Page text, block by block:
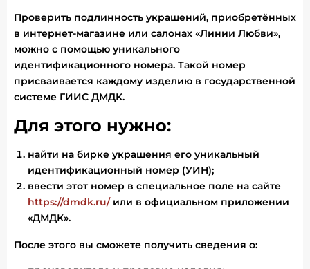
Проверить подлинность украшений, приобретённых
в интернет-магазине или салонах «Линии Любви»,
можно с помощью уникального
идентификационного номера. Такой номер
присваивается каждому изделию в государственной
системе ГИИС ДМДК.
Для этого нужно:
найти на бирке украшения его уникальный
идентификационный номер (УИН);
ввести этот номер в специальное поле на сайте
https://dmdk.ru/или в официальном приложении
«ДМДК».
После этого вы сможете получить сведения о: